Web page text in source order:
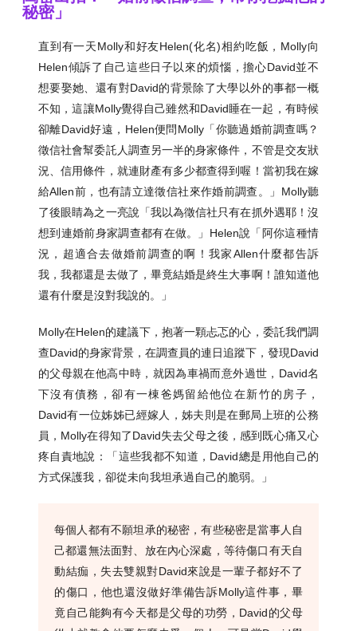
秘密」
直到有一天Molly和好友Helen(化名)相約吃飯，Molly向
Helen傾訴了自己這些日子以來的煩惱，擔心David並不
想要娶她、還有對David的背景除了大學以外的事都一概
不知，這讓Molly覺得自己雖然和David睡在一起，有時候
卻離David好遠，Helen便問Molly「你聽過婚前調查嗎？
徵信社會幫委託人調查另一半的身家條件，不管是交友狀
況、信用條件，就連財產有多少都查得到喔！當初我在嫁
給Allen前，也有請立達徵信社來作婚前調查。」Molly聽
了後眼睛為之一亮說「我以為徵信社只有在抓外遇耶！沒
想到連婚前身家調查都有在做。」Helen說「阿你這種情
況，超適合去做婚前調查的啊！我家Allen什麼都告訴
我，我都還是去做了，畢竟結婚是終生大事啊！誰知道他
還有什麼是沒對我說的。」
Molly在Helen的建議下，抱著一顆忐忑的心，委託我們調
查David的身家背景，在調查員的連日追蹤下，發現David
的父母親在他高中時，就因為車禍而意外過世，David名
下沒有債務，卻有一棟爸媽留給他位在新竹的房子，
David有一位姊姊已經嫁人，姊夫則是在郵局上班的公務
員，Molly在得知了David失去父母之後，感到既心痛又心
疼自責地說：「這些我都不知道，David總是用他自己的
方式保護我，卻從未向我坦承過自己的脆弱。」
每個人都有不願坦承的秘密，有些秘密是當事人自
己都還無法面對、放在內心深處，等待傷口有天自
動結痂，失去雙親對David來說是一輩子都好不了
的傷口，他也還沒做好準備告訴Molly這件事，畢
竟自己能夠有今天都是父母的功勞，David的父母